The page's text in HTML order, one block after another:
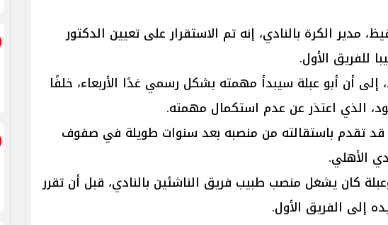
مدير الكرة بالنادي، إنه تم الاستقرار على تعيين الدكتور
للفريق الأول.
إلى أن أبو عبلة سيبدأ مهمته بشكل رسمي غدًا الأربعاء، ‏خلفًا
الذي اعتذر عن عدم استكمال مهمته.
قد تقدم باستقالته من منصبه بعد سنوات طويلة في صفوف
الأهلي.
كان يشغل منصب طبيب فريق الناشئين بالنادي، قبل أن تقرر
إلى الفريق الأول.